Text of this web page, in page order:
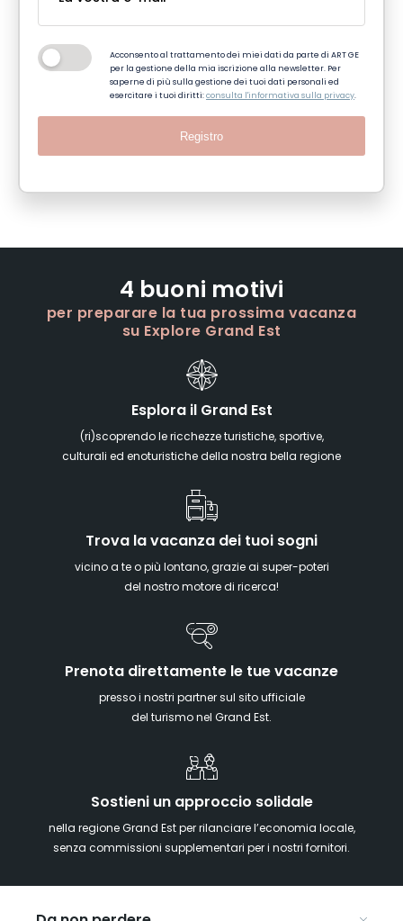
Acconsento al trattamento dei miei dati da parte di ART GE
per la gestione della mia iscrizione alla newsletter. Per
saperne di più sulla gestione dei tuoi dati personali ed
esercitare i tuoi diritti:consulta l'informativa sulla privacy.
Registro
4 buoni motivi
per preparare la tua prossima vacanza
su Explore Grand Est
Esplora il Grand Est
(ri)scoprendo le ricchezze turistiche, sportive,
culturali ed enoturistiche della nostra bella regione
Trova la vacanza dei tuoi sogni
vicino a te o più lontano, grazie ai super-poteri
del nostro motore di ricerca!
Prenota direttamente le tue vacanze
presso i nostri partner sul sito ufficiale
del turismo nel Grand Est.
Sostieni un approccio solidale
nella regione Grand Est per rilanciare l’economia locale,
senza commissioni supplementari per i nostri fornitori.